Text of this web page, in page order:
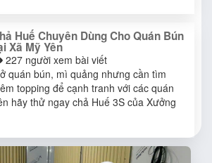
Huế Chuyên Dùng Cho Quán Bún
Xã Mỹ Yên
227 người xem bài viết
quán bún, mì quảng nhưng cần tìm
topping để cạnh tranh với các quán
hãy thử ngay chả Huế 3S của Xưởng